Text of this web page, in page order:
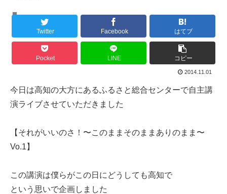
Twitter Facebook はてブ
Pocket LINE コピー
2014.11.01
今日は高知の大方にあるふるさと総合センターで自主講
演ライブさせていただきました
【それがいいのさ！〜このままそのままありのまま〜
Vo.1】
この講演は僕らがこの日にどうしても高知で
という思いで企画しました